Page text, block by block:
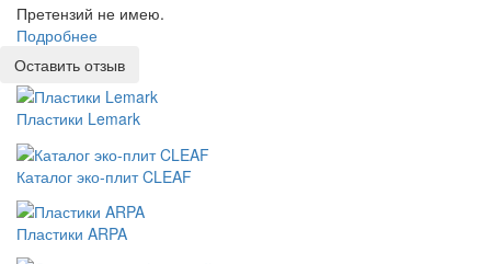
Претензий не имею.
Подробнее
Оставить отзыв
Пластики Lemark
Каталог эко-плит CLEAF
Пластики ARPA